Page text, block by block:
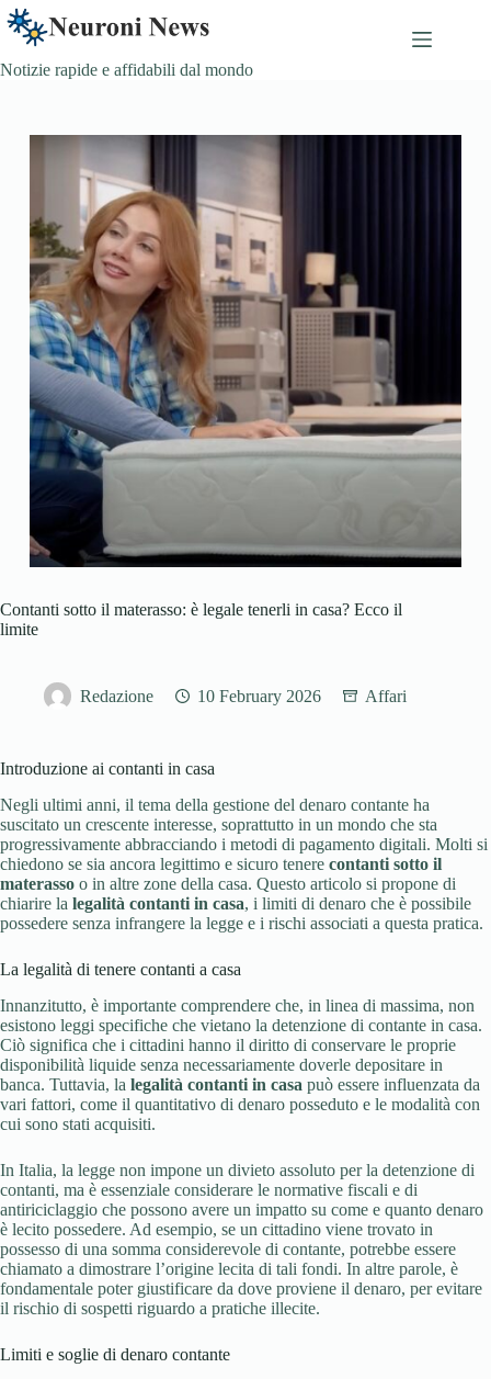
Skip
to
content
Notizie rapide e affidabili dal mondo
Contanti sotto il materasso: è legale tenerli in casa? Ecco il
limite
Redazione 10 February 2026 Affari
Introduzione ai contanti in casa
Negli ultimi anni, il tema della gestione del denaro contante ha
suscitato un crescente interesse, soprattutto in un mondo che sta
progressivamente abbracciando i metodi di pagamento digitali. Molti si
chiedono se sia ancora legittimo e sicuro tenere contanti sotto il
materasso o in altre zone della casa. Questo articolo si propone di
chiarire la legalità contanti in casa, i limiti di denaro che è possibile
possedere senza infrangere la legge e i rischi associati a questa pratica.
La legalità di tenere contanti a casa
Innanzitutto, è importante comprendere che, in linea di massima, non
esistono leggi specifiche che vietano la detenzione di contante in casa.
Ciò significa che i cittadini hanno il diritto di conservare le proprie
disponibilità liquide senza necessariamente doverle depositare in
banca. Tuttavia, la legalità contanti in casa può essere influenzata da
vari fattori, come il quantitativo di denaro posseduto e le modalità con
cui sono stati acquisiti.
In Italia, la legge non impone un divieto assoluto per la detenzione di
contanti, ma è essenziale considerare le normative fiscali e di
antiriciclaggio che possono avere un impatto su come e quanto denaro
è lecito possedere. Ad esempio, se un cittadino viene trovato in
possesso di una somma considerevole di contante, potrebbe essere
chiamato a dimostrare l’origine lecita di tali fondi. In altre parole, è
fondamentale poter giustificare da dove proviene il denaro, per evitare
il rischio di sospetti riguardo a pratiche illecite.
Limiti e soglie di denaro contante